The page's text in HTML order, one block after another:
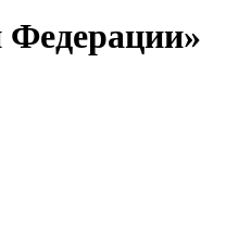
Федерации»